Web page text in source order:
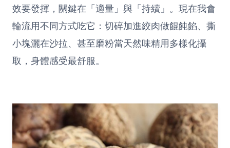
效要發揮，關鍵在「適量」與「持續」。現在我會
輪流用不同方式吃它：切碎加進絞肉做餛飩餡、撕
小塊灑在沙拉、甚至磨粉當天然味精用多樣化攝
取，身體感受最舒服。